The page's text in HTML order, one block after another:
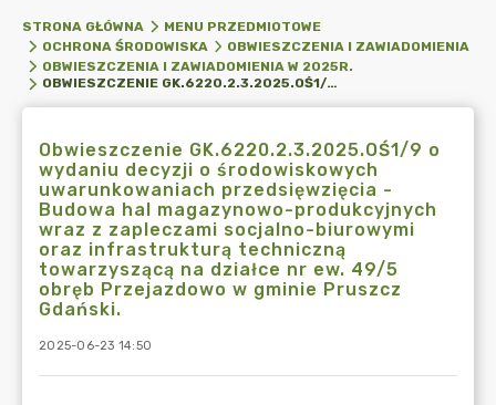
STRONA GŁÓWNA
MENU PRZEDMIOTOWE
OCHRONA ŚRODOWISKA
OBWIESZCZENIA I ZAWIADOMIENIA
OBWIESZCZENIA I ZAWIADOMIENIA W 2025R.
OBWIESZCZENIE GK.6220.2.3.2025.OŚ1/9 O WYDANIU DECYZJI O ŚRODOWISKOWYCH UWARUNKOWANIACH PRZEDSIĘWZIĘCIA - BUDOWA HAL MAGAZYNOWO-PRODUKCYJNYCH WRAZ Z ZAPLECZAMI SOCJALNO-BIUROWYMI ORAZ INFRASTRUKTURĄ TECHNICZNĄ TOWARZYSZĄCĄ NA DZIAŁCE NR EW. 49/5 OBRĘB PRZEJAZDOWO W GMINIE PRUSZCZ GDAŃSKI.
Obwieszczenie GK.6220.2.3.2025.OŚ1/9 o
wydaniu decyzji o środowiskowych
uwarunkowaniach przedsięwzięcia -
Budowa hal magazynowo-produkcyjnych
wraz z zapleczami socjalno-biurowymi
oraz infrastrukturą techniczną
towarzyszącą na działce nr ew. 49/5
obręb Przejazdowo w gminie Pruszcz
Gdański.
2025-06-23 14:50